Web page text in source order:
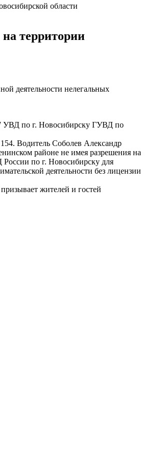
области
на территории
деятельности нелегальных
по г. Новосибирску ГУВД по
Водитель Соболев Александр
районе не имея разрешения на
по г. Новосибирску для
деятельности без лицензии
жителей и гостей